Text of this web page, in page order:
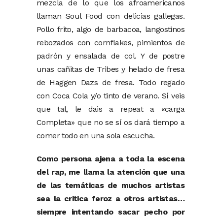
mezcla de lo que los afroamericanos
llaman Soul Food con delicias gallegas.
Pollo frito, algo de barbacoa, langostinos
rebozados con cornflakes, pimientos de
padrón y ensalada de col. Y de postre
unas cañitas de Tribes y helado de fresa
de Haggen Dazs de fresa. Todo regado
con Coca Cola y/o tinto de verano. Sí veis
que tal, le dais a repeat a «carga
Completa» que no se sí os dará tiempo a
comer todo en una sola escucha.
Como persona ajena a toda la escena
del rap, me llama la atención que una
de las temáticas de muchos artistas
sea la critica feroz a otros artistas…
siempre intentando sacar pecho por